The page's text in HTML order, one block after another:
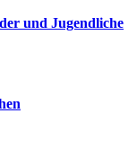
und Jugendliche